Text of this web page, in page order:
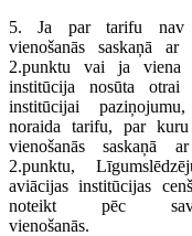
5. Ja par tarifu nav
vienošanās saskaņā ar
2.punktu vai ja viena
institūcija nosūta otrai
institūcijai
noraida tarifu, par kuru
vienošanās saskaņā
2.punktu,
aviācijas institūcijas
noteikt pēc
vienošanās.